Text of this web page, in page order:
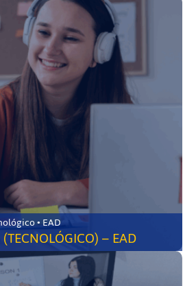
Divinópolis-MG • Tecnológico • EAD
– EAD